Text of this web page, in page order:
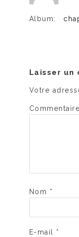
Album:
Laisser un
Votre
Commentaire
Nom *
E-mail *